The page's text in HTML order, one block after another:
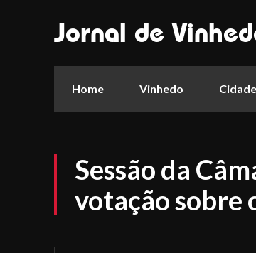
Jornal de
Home Vinhedo
Sessão da
votação sobre